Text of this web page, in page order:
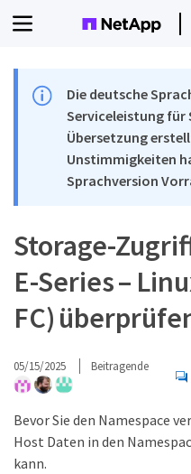
Die deutsche
Serviceleistung für
Übersetzung
Unstimmigkeiten
Sprachversion
Storage-
E-Series –
FC)
05/15/2025 Beitragende
Bevor Sie den Namespace
Host Daten in den
kann.